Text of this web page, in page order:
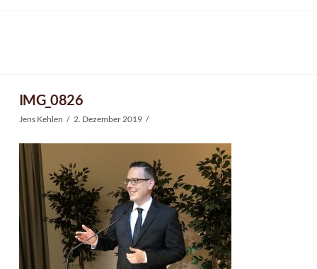
IMG_0826
Jens Kehlen 2. Dezember 2019